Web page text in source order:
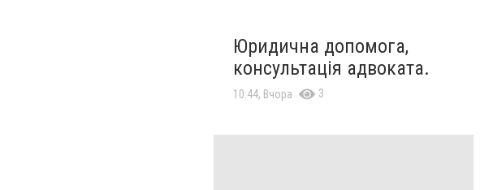
Юридична допомога,
консультація адвоката.
10:44, Вчора 3